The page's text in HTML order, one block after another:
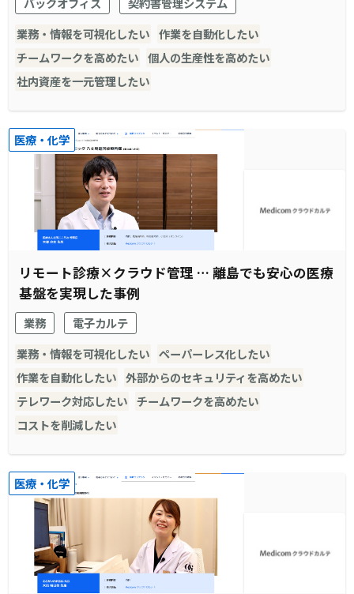
業務・情報を可視化したい 作業を自動化したい
チームワークを高めたい 個人の生産性を高めたい
社内資産を一元管理したい
医療・化学
リモート診療×クラウド管理 … 離島でも安心の医療
基盤を実現した事例
業務
電子カルテ
業務・情報を可視化したい ペーパーレス化したい
作業を自動化したい 外部からのセキュリティを高めたい
テレワーク対応したい チームワークを高めたい
コストを削減したい
医療・化学